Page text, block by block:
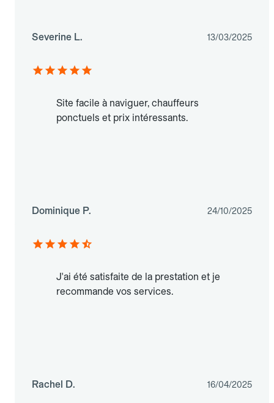
Severine L. 13/03/2025
Site facile à naviguer, chauffeurs
ponctuels et prix intéressants.
Dominique P. 24/10/2025
J'ai été satisfaite de la prestation et je
recommande vos services.
Rachel D. 16/04/2025